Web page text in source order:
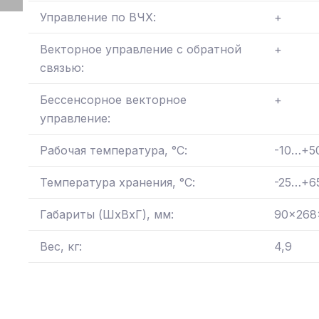
Управление по ВЧХ: +
Векторное управление с обратной
связью:
+
Бессенсорное векторное
управление:
+
Рабочая температура, °С: -
Температура хранения, °С: -
Габариты (ШхВхГ), мм:
Вес, кг: 4,9